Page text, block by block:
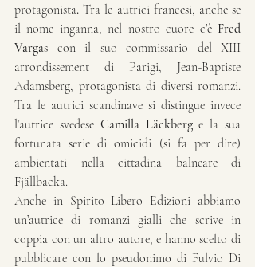
protagonista. Tra le autrici francesi, anche se
il nome inganna, nel nostro cuore c’è Fred
Vargas con il suo commissario del XIII
arrondissement di Parigi, Jean-Baptiste
Adamsberg, protagonista di diversi romanzi.
Tra le autrici scandinave si distingue invece
l’autrice svedese Camilla Läckberg e la sua
fortunata serie di omicidi (si fa per dire)
ambientati nella cittadina balneare di
Fjällbacka.
Anche in Spirito Libero Edizioni abbiamo
un’autrice di romanzi gialli che scrive in
coppia con un altro autore, e hanno scelto di
pubblicare con lo pseudonimo di Fulvio Di